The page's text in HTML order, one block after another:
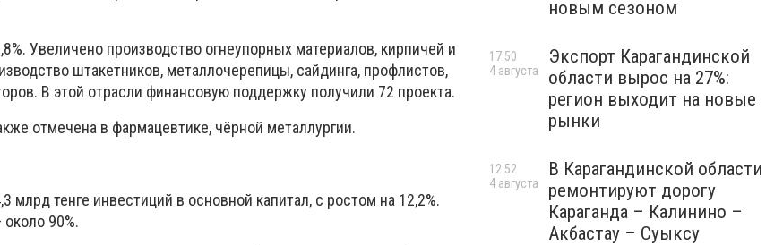
Увеличено производство огнеупорных материалов, кирпичей и
штакетников, металлочерепицы, сайдинга, профлистов,
В этой отрасли финансовую поддержку получили 72 проекта.
отмечена в фармацевтике, чёрной металлургии.
млрд тенге инвестиций в основной капитал, с ростом на 12,2%.
90%.
новым сезоном
Экспорт Карагандинской
области вырос на 27%:
регион выходит на новые
рынки
17:50
4 августа
В Карагандинской области
ремонтируют дорогу
Караганда – Калинино –
Акбастау – Суыксу
12:52
4 августа